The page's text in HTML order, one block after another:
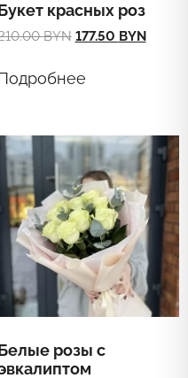
красных роз
BYN Original
was:
177.50 BYN
розы с